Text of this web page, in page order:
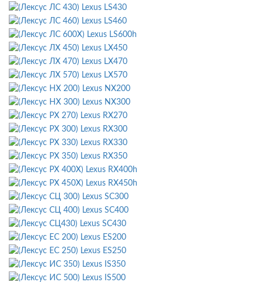
Lexus LS430
Lexus LS460
Lexus LS600h
Lexus LX450
Lexus LX470
Lexus LX570
Lexus NX200
Lexus NX300
Lexus RX270
Lexus RX300
Lexus RX330
Lexus RX350
Lexus RX400h
Lexus RX450h
Lexus SC300
Lexus SC400
Lexus SC430
Lexus ES200
Lexus ES250
Lexus IS350
Lexus IS500